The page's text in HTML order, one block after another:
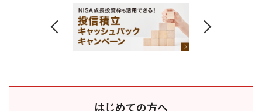
はじめての方へ